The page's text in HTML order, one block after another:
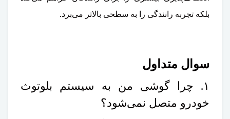
بلکه تجربه رانندگی را به سطحی بالاتر می‌برد.
سوال متداول
۱. چرا گوشی من به سیستم بلوتوث
خودرو متصل نمی‌شود؟